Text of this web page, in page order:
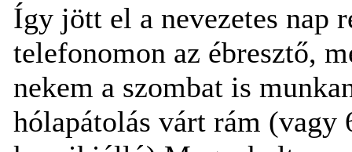
Így jött el a nevezetes nap
telefonomon az ébresztő,
nekem a szombat is
hólapátolás várt rám (vagy